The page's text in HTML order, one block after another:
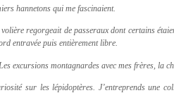
hannetons qui me fascinaient.
regorgeait de passeraux dont certains
entravée puis entièrement libre.
excursions montagnardes avec mes frères, la
sur les lépidoptères. J’entreprends une